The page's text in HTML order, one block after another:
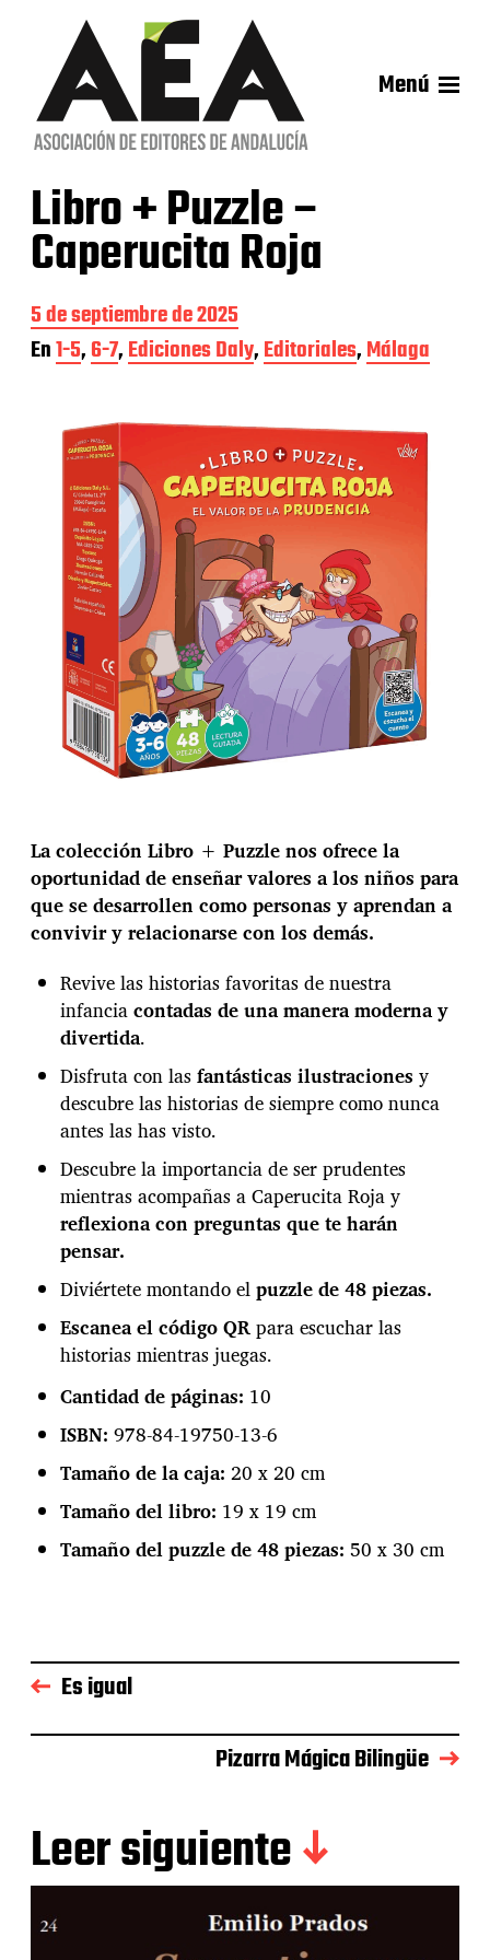
Menú
Libro + Puzzle –
Caperucita Roja
F
e
c
5 de septiembre de 2025
En1-5,6-7,Ediciones Daly,Editoriales,Málaga
La colección Libro + Puzzle nos ofrece la
oportunidad de enseñar valores a los niños para
que se desarrollen como personas y aprendan a
convivir y relacionarse con los demás.
Revive las historias favoritas de nuestra
infanciacontadas de una manera moderna y
divertida.
Disfruta con lasfantásticas ilustraciones y
descubre las historias de siempre como nunca
antes las has visto.
Descubre la importancia de ser prudentes
mientras acompañas a Caperucita Roja y
reflexiona con preguntas que te harán
pensar.
Diviértete montando elpuzzle de 48 piezas.
Escanea el código QRpara escuchar las
historias mientras juegas.
Cantidad de páginas: 10
ISBN:978-84-19750-13-6
Tamaño de la caja: 20 x 20 cm
Tamaño del libro: 19 x 19 cm
Tamaño del puzzle de 48 piezas: 50 x 30 cm
Es igual
Pizarra Mágica Bilingüe
Leer siguiente